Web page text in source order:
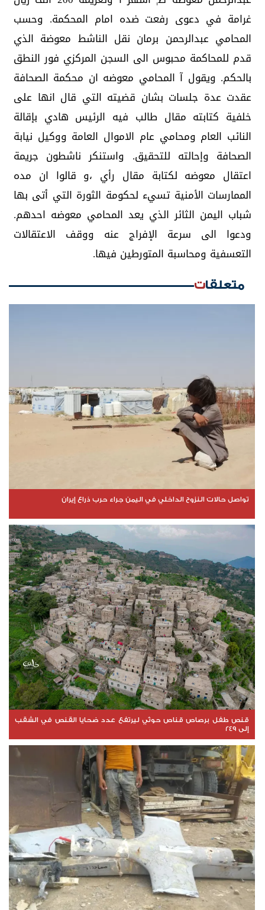
غرامة في دعوى رفعت ضده امام المحكمة. وحسب
المحامي عبدالرحمن برمان نقل الناشط معوضة الذي
قدم للمحاكمة محبوس الى السجن المركزي فور النطق
بالحكم. ويقول آ المحامي معوضه ان محكمة الصحافة
عقدت عدة جلسات بشان قضيته التي قال انها على
خلفية كتابته مقال طالب فيه الرئيس هادي بإقالة
النائب العام ومحامي عام الاموال العامة ووكيل نيابة
الصحافة وإحالته للتحقيق. واستنكر ناشطون جريمة
اعتقال معوضه لكتابة مقال رأي ،و قالوا ان مده
الممارسات الأمنية تسيء لحكومة الثورة التي أتى بها
شباب اليمن الثائر الذي يعد المحامي معوضه احدهم.
ودعوا الى سرعة الإفراج عنه ووقف الاعتقالات
التعسفية ومحاسبة المتورطين فيها.
متعلقات
تواصل حالات النزوح الداخلي في اليمن جراء حرب ذراع إيران
قنص طفل برصاص قناص حوثي ليرتفع عدد ضحايا القنص في الشقب
إلى 249